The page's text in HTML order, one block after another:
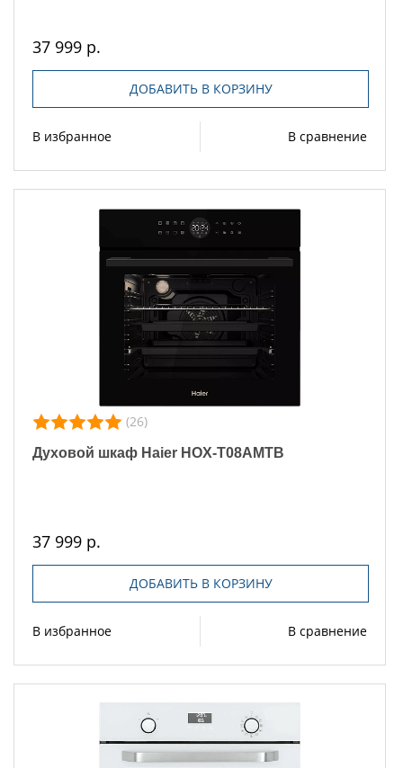
37 999 р.
ДОБАВИТЬ В КОРЗИНУ
В избранное В сравнение
(26)
Духовой шкаф Haier HOX-T08AMTB
37 999 р.
ДОБАВИТЬ В КОРЗИНУ
В избранное В сравнение